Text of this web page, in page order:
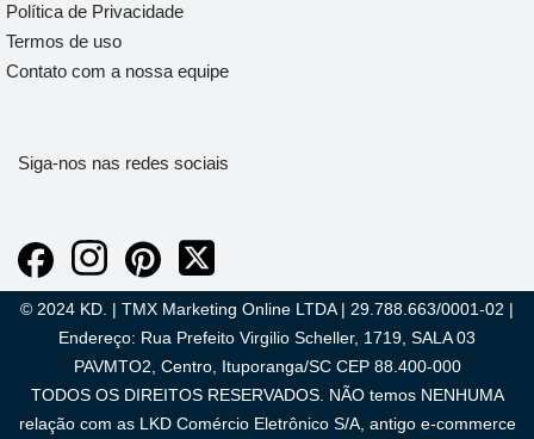
Política de Privacidade
Termos de uso
Contato com a nossa equipe
Siga-nos nas redes sociais
© 2024 KD. | TMX Marketing Online LTDA | 29.788.663/0001-02 |
Endereço: Rua Prefeito Virgilio Scheller, 1719, SALA 03
PAVMTO2, Centro, Ituporanga/SC CEP 88.400-000
TODOS OS DIREITOS RESERVADOS. NÃO temos NENHUMA
relação com as LKD Comércio Eletrônico S/A, antigo e-commerce